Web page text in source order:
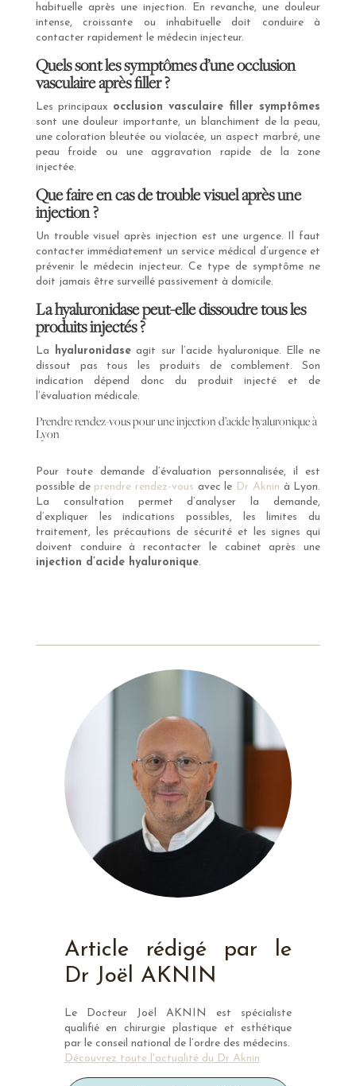
habituelle après une injection. En revanche, une douleur
intense, croissante ou inhabituelle doit conduire à
contacter rapidement le médecin injecteur.
Quels sont les symptômes d’une occlusion
vasculaire après filler ?
Les principaux occlusion vasculaire filler symptômes
sont une douleur importante, un blanchiment de la peau,
une coloration bleutée ou violacée, un aspect marbré, une
peau froide ou une aggravation rapide de la zone
injectée.
Que faire en cas de trouble visuel après une
injection ?
Un trouble visuel après injection est une urgence. Il faut
contacter immédiatement un service médical d’urgence et
prévenir le médecin injecteur. Ce type de symptôme ne
doit jamais être surveillé passivement à domicile.
La hyaluronidase peut-elle dissoudre tous les
produits injectés ?
La hyaluronidaseagit sur l’acide hyaluronique. Elle ne
dissout pas tous les produits de comblement. Son
indication dépend donc du produit injecté et de
l’évaluation médicale.
Prendre rendez-vous pour une injection d’acide hyaluronique à
Lyon
Pour toute demande d’évaluation personnalisée, il est
possible de prendre rendez-vous avec le Dr Aknin à Lyon.
La consultation permet d’analyser la demande,
d’expliquer les indications possibles, les limites du
traitement, les précautions de sécurité et les signes qui
doivent conduire à recontacter le cabinet après une
injection d’acide hyaluronique.
Article rédigé par le
Dr Joël AKNIN
Le Docteur Joël AKNIN est spécialiste
qualifié en chirurgie plastique et esthétique
par le conseil national de l’ordre des médecins.
Découvrez toute l'actualité du Dr Aknin